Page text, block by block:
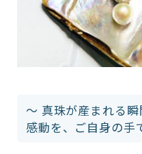
～ 真珠が産まれる
感動を、ご自身の手